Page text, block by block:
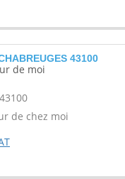
43100
de moi
de chez moi